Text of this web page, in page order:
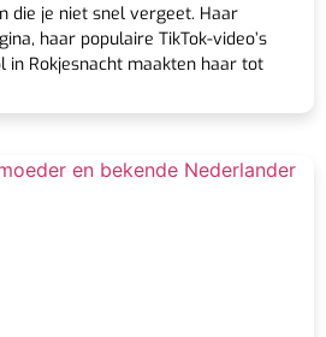
die je niet snel vergeet. Haar
haar populaire TikTok-video’s
Rokjesnacht maakten haar tot